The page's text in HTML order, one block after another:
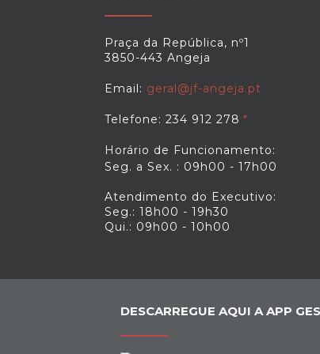
Praça da República, nº1
3850-443 Angeja
Email: geral@jf-angeja.pt
Telefone: 234 912 278
Horário de Funcionamento:
Seg. a Sex. : 09h00 - 17h00
Atendimento do Executivo:
Seg.: 18h00 - 19h30
Qui.: 09h00 - 10h00
DESCARREGUE AQUI A APP